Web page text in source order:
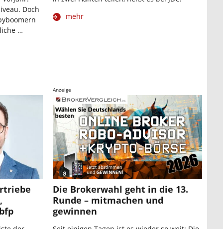
Doch
…
mehr
Anzeige
Die Brokerwahl geht in die 13.
Runde – mitmachen und
gewinnen